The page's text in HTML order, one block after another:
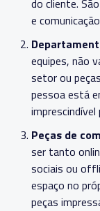
do cliente.
e
equipes, não
setor ou
pessoa está
Peças de
ser tanto
sociais ou
espaço no
peças